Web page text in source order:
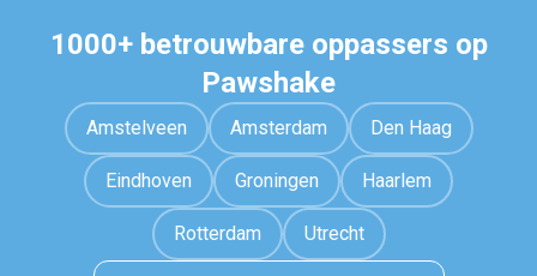
1000+ betrouwbare oppassers op
Pawshake
Amstelveen Amsterdam Den Haag
Eindhoven Groningen Haarlem
Rotterdam Utrecht